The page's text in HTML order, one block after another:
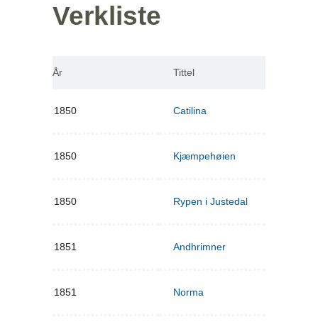
Verkliste
År Tittel
1850 Catilina
1850 Kjæmpehøien
1850 Rypen i Justedal
1851 Andhrimner
1851 Norma